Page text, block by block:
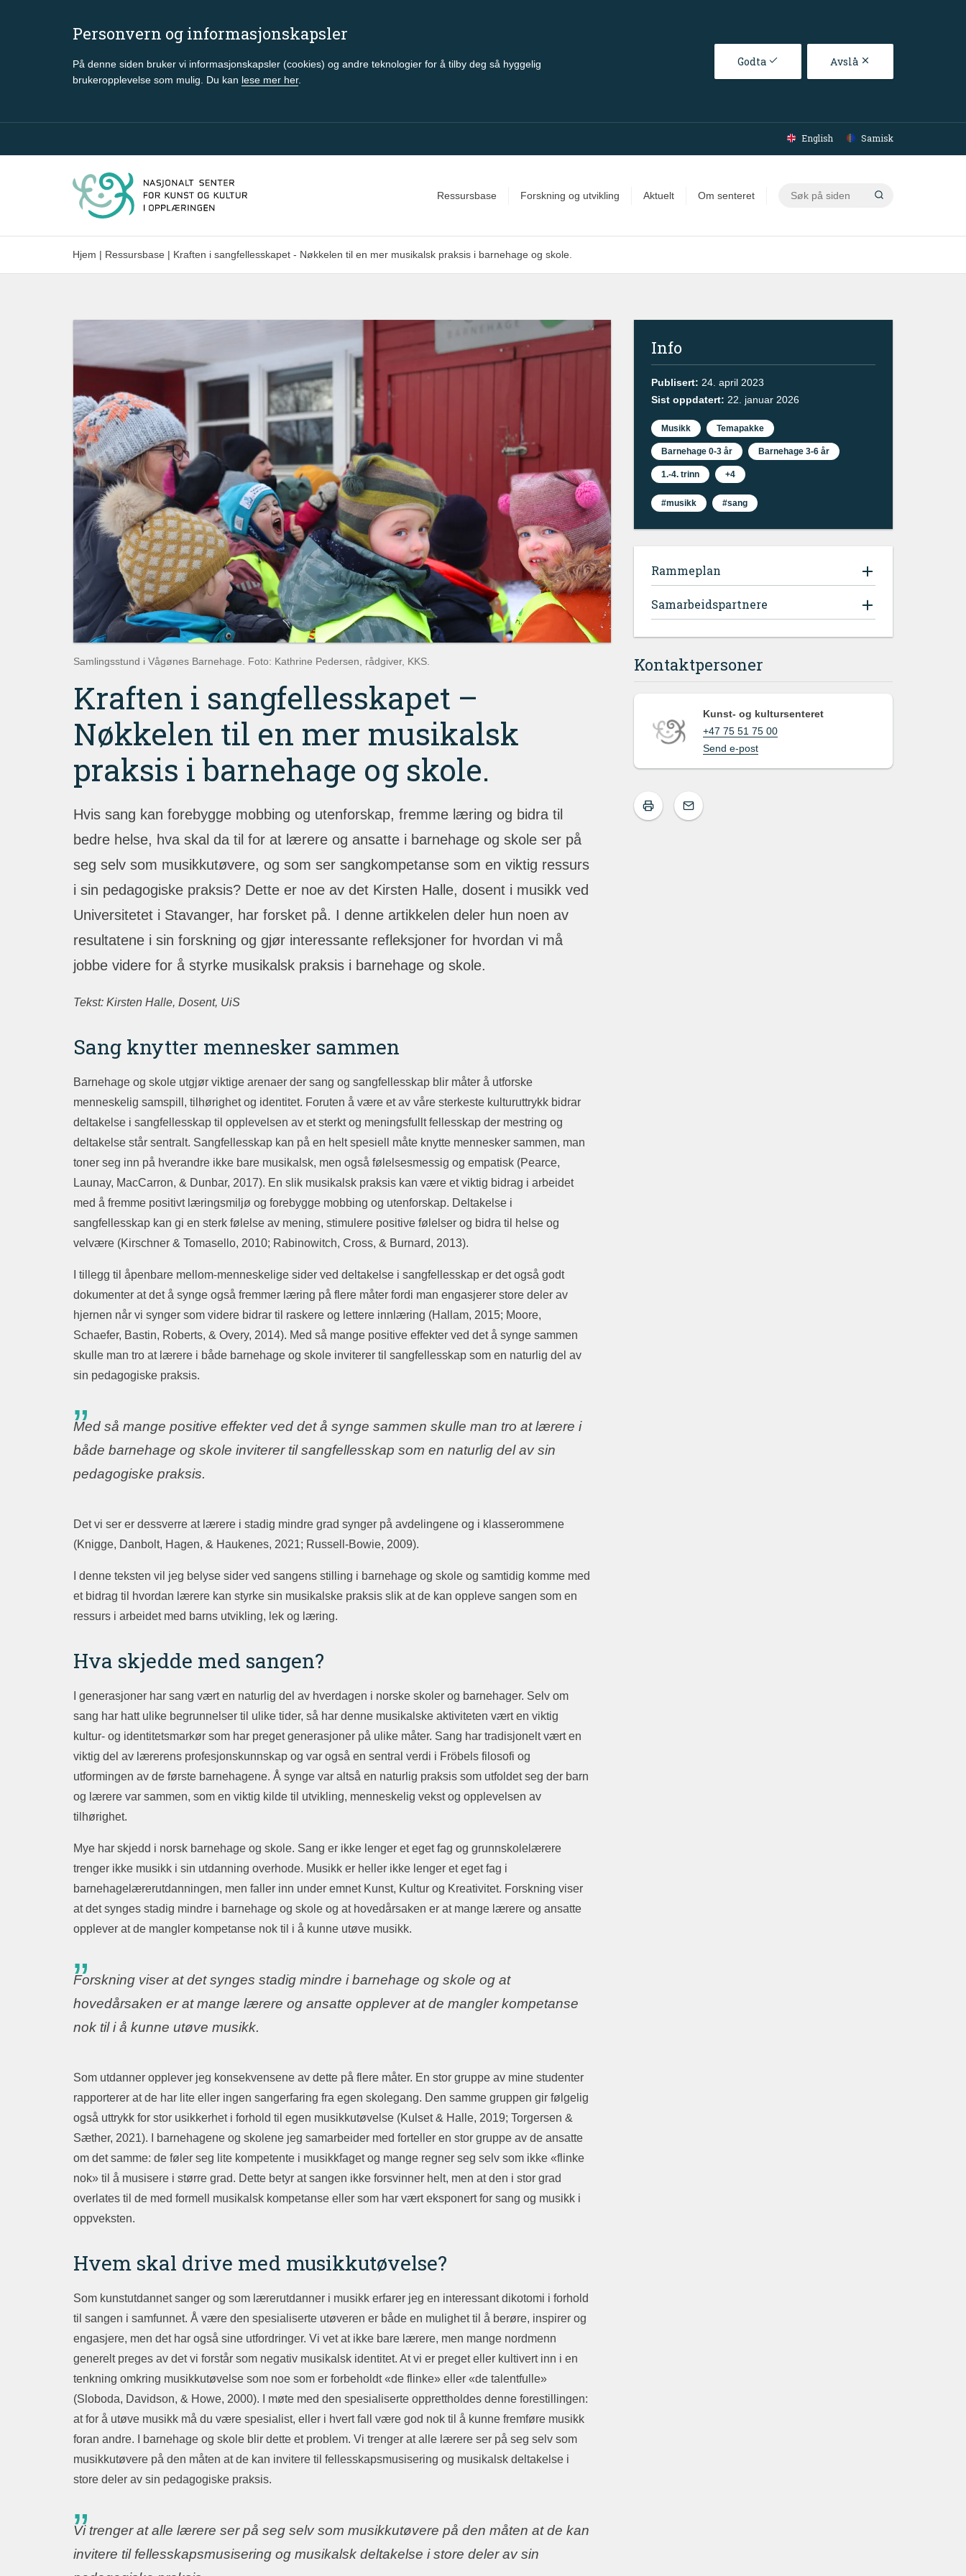
Personvern og informasjonskapsler
På denne siden bruker vi informasjonskapsler (cookies) og andre teknologier for å tilby deg så hyggelig
brukeropplevelse som mulig. Du kan lese mer her.
Godta Avslå
Gå til hovedinnhold
English Samisk
Ressursbase Forskning og utvikling Aktuelt Om senteret
Søk
Hjem | Ressursbase | Kraften i sangfellesskapet - Nøkkelen til en mer musikalsk praksis i barnehage og skole.
Samlingsstund i Vågønes Barnehage. Foto: Kathrine Pedersen, rådgiver, KKS.
Kraften i sangfellesskapet –
Nøkkelen til en mer musikalsk
praksis i barnehage og skole.
Hvis sang kan forebygge mobbing og utenforskap, fremme læring og bidra til
bedre helse, hva skal da til for at lærere og ansatte i barnehage og skole ser på
seg selv som musikkutøvere, og som ser sangkompetanse som en viktig ressurs
i sin pedagogiske praksis? Dette er noe av det Kirsten Halle, dosent i musikk ved
Universitetet i Stavanger, har forsket på. I denne artikkelen deler hun noen av
resultatene i sin forskning og gjør interessante refleksjoner for hvordan vi må
jobbe videre for å styrke musikalsk praksis i barnehage og skole.
Tekst: Kirsten Halle, Dosent, UiS
Sang knytter mennesker sammen
Barnehage og skole utgjør viktige arenaer der sang og sangfellesskap blir måter å utforske
menneskelig samspill, tilhørighet og identitet. Foruten å være et av våre sterkeste kulturuttrykk bidrar
deltakelse i sangfellesskap til opplevelsen av et sterkt og meningsfullt fellesskap der mestring og
deltakelse står sentralt. Sangfellesskap kan på en helt spesiell måte knytte mennesker sammen, man
toner seg inn på hverandre ikke bare musikalsk, men også følelsesmessig og empatisk (Pearce,
Launay, MacCarron, & Dunbar, 2017). En slik musikalsk praksis kan være et viktig bidrag i arbeidet
med å fremme positivt læringsmiljø og forebygge mobbing og utenforskap. Deltakelse i
sangfellesskap kan gi en sterk følelse av mening, stimulere positive følelser og bidra til helse og
velvære (Kirschner & Tomasello, 2010; Rabinowitch, Cross, & Burnard, 2013).
I tillegg til åpenbare mellom-menneskelige sider ved deltakelse i sangfellesskap er det også godt
dokumenter at det å synge også fremmer læring på flere måter fordi man engasjerer store deler av
hjernen når vi synger som videre bidrar til raskere og lettere innlæring (Hallam, 2015; Moore,
Schaefer, Bastin, Roberts, & Overy, 2014). Med så mange positive effekter ved det å synge sammen
skulle man tro at lærere i både barnehage og skole inviterer til sangfellesskap som en naturlig del av
sin pedagogiske praksis.
Med så mange positive effekter ved det å synge sammen skulle man tro at lærere i
både barnehage og skole inviterer til sangfellesskap som en naturlig del av sin
pedagogiske praksis.
Det vi ser er dessverre at lærere i stadig mindre grad synger på avdelingene og i klasserommene
(Knigge, Danbolt, Hagen, & Haukenes, 2021; Russell-Bowie, 2009).
I denne teksten vil jeg belyse sider ved sangens stilling i barnehage og skole og samtidig komme med
et bidrag til hvordan lærere kan styrke sin musikalske praksis slik at de kan oppleve sangen som en
ressurs i arbeidet med barns utvikling, lek og læring.
Hva skjedde med sangen?
I generasjoner har sang vært en naturlig del av hverdagen i norske skoler og barnehager. Selv om
sang har hatt ulike begrunnelser til ulike tider, så har denne musikalske aktiviteten vært en viktig
kultur- og identitetsmarkør som har preget generasjoner på ulike måter. Sang har tradisjonelt vært en
viktig del av lærerens profesjonskunnskap og var også en sentral verdi i Fröbels filosofi og
utformingen av de første barnehagene. Å synge var altså en naturlig praksis som utfoldet seg der barn
og lærere var sammen, som en viktig kilde til utvikling, menneskelig vekst og opplevelsen av
tilhørighet.
Mye har skjedd i norsk barnehage og skole. Sang er ikke lenger et eget fag og grunnskolelærere
trenger ikke musikk i sin utdanning overhode. Musikk er heller ikke lenger et eget fag i
barnehagelærerutdanningen, men faller inn under emnet Kunst, Kultur og Kreativitet. Forskning viser
at det synges stadig mindre i barnehage og skole og at hovedårsaken er at mange lærere og ansatte
opplever at de mangler kompetanse nok til i å kunne utøve musikk.
Forskning viser at det synges stadig mindre i barnehage og skole og at
hovedårsaken er at mange lærere og ansatte opplever at de mangler kompetanse
nok til i å kunne utøve musikk.
Som utdanner opplever jeg konsekvensene av dette på flere måter. En stor gruppe av mine studenter
rapporterer at de har lite eller ingen sangerfaring fra egen skolegang. Den samme gruppen gir følgelig
også uttrykk for stor usikkerhet i forhold til egen musikkutøvelse (Kulset & Halle, 2019; Torgersen &
Sæther, 2021). I barnehagene og skolene jeg samarbeider med forteller en stor gruppe av de ansatte
om det samme: de føler seg lite kompetente i musikkfaget og mange regner seg selv som ikke «flinke
nok» til å musisere i større grad. Dette betyr at sangen ikke forsvinner helt, men at den i stor grad
overlates til de med formell musikalsk kompetanse eller som har vært eksponert for sang og musikk i
oppveksten.
Hvem skal drive med musikkutøvelse?
Som kunstutdannet sanger og som lærerutdanner i musikk erfarer jeg en interessant dikotomi i forhold
til sangen i samfunnet. Å være den spesialiserte utøveren er både en mulighet til å berøre, inspirer og
engasjere, men det har også sine utfordringer. Vi vet at ikke bare lærere, men mange nordmenn
generelt preges av det vi forstår som negativ musikalsk identitet. At vi er preget eller kultivert inn i en
tenkning omkring musikkutøvelse som noe som er forbeholdt «de flinke» eller «de talentfulle»
(Sloboda, Davidson, & Howe, 2000). I møte med den spesialiserte opprettholdes denne forestillingen:
at for å utøve musikk må du være spesialist, eller i hvert fall være god nok til å kunne fremføre musikk
foran andre. I barnehage og skole blir dette et problem. Vi trenger at alle lærere ser på seg selv som
musikkutøvere på den måten at de kan invitere til fellesskapsmusisering og musikalsk deltakelse i
store deler av sin pedagogiske praksis.
Vi trenger at alle lærere ser på seg selv som musikkutøvere på den måten at de kan
invitere til fellesskapsmusisering og musikalsk deltakelse i store deler av sin
Info
Publisert: 24. april 2023
Sist oppdatert: 22. januar 2026
Musikk Temapakke
Barnehage 0-3 år Barnehage 3-6 år
1.-4. trinn +4
#musikk #sang
Rammeplan
Samarbeidspartnere
Kontaktpersoner
Kunst- og kultursenteret
+47 75 51 75 00
Send e-post